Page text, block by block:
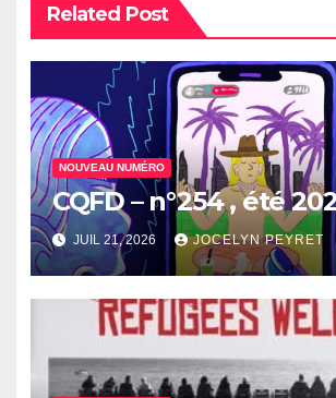
Related Post
NOUVEAU NUMÉRO
CQFD – n°254 , été
JUIL 21, 2026 JOCELYN PEYRET